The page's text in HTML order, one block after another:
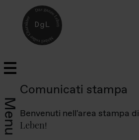
Menu
Comunicati stampa
Benvenuti nell'area stampa di
Leben!